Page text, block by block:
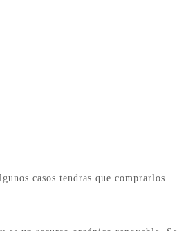
casos tendras que comprarlos.